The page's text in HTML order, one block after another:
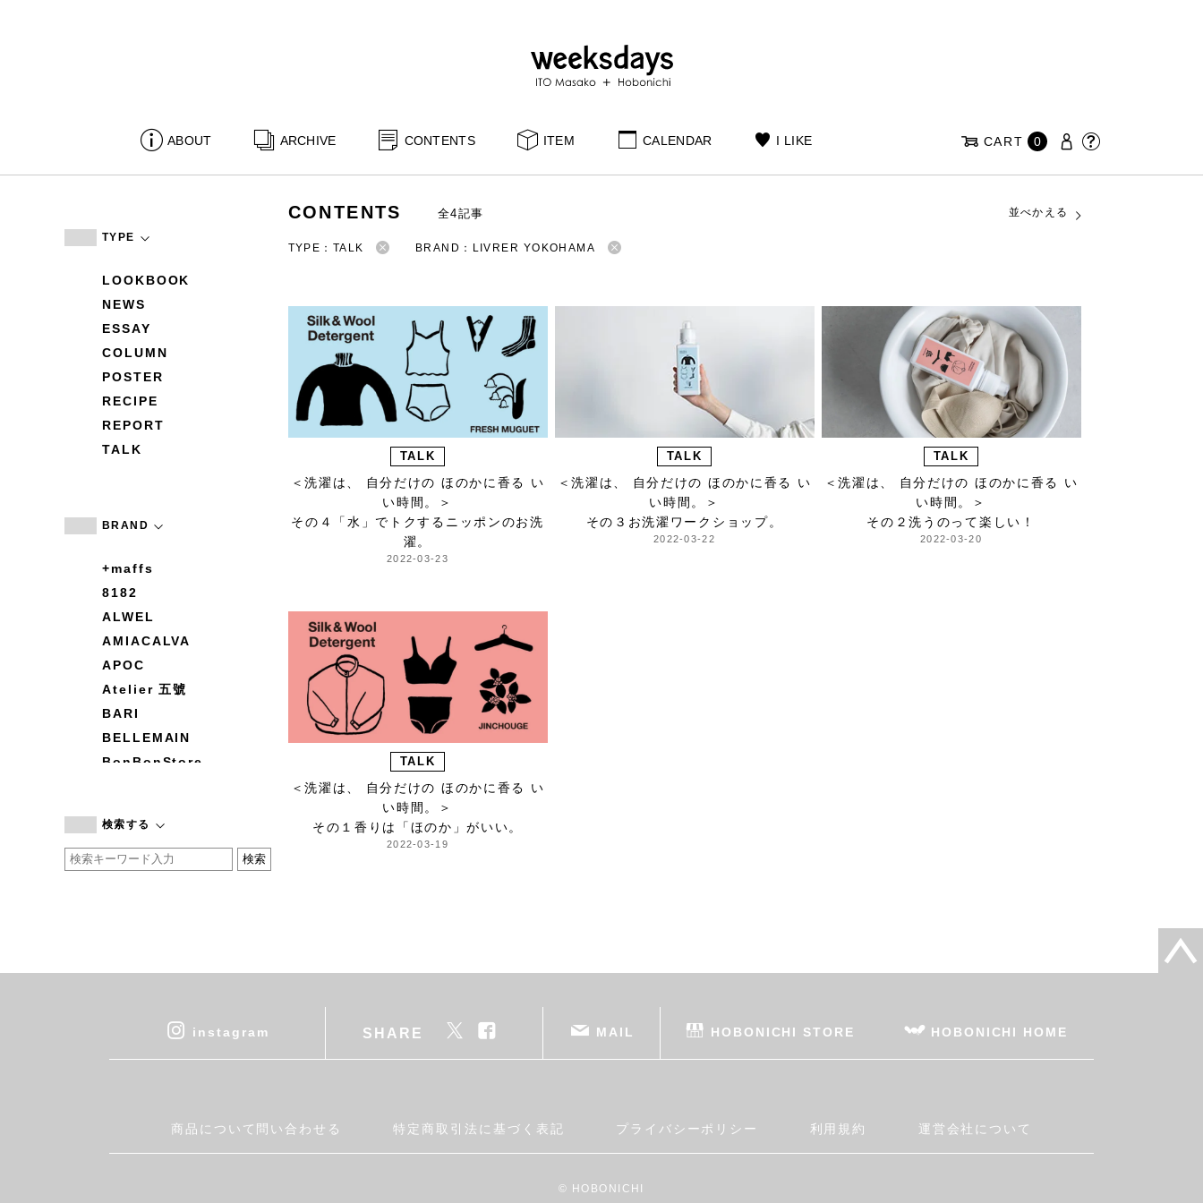
ABOUT ARCHIVE CONTENTS ITEM CALENDAR I LIKE CART 0
TYPE
LOOKBOOK
NEWS
ESSAY
COLUMN
POSTER
RECIPE
REPORT
TALK
BRAND
+maffs
8182
ALWEL
AMIACALVA
APOC
Atelier 五號
BARI
BELLEMAIN
BonBonStore
by basics
CATWORTH
DRESS HERSELF
fog linen work
検索する
CONTENTS 全4記事 並べかえる
TYPE：TALK BRAND：LIVRER YOKOHAMA
TALK
＜洗濯は、 自分だけの ほのかに香る い
い時間。＞
その４「水」でトクするニッポンのお洗
濯。
2022-03-23
TALK
＜洗濯は、 自分だけの ほのかに香る い
い時間。＞
その３お洗濯ワークショップ。
2022-03-22
TALK
＜洗濯は、 自分だけの ほのかに香る い
い時間。＞
その２洗うのって楽しい！
2022-03-20
TALK
＜洗濯は、 自分だけの ほのかに香る い
い時間。＞
その１香りは「ほのか」がいい。
2022-03-19
instagram SHARE MAIL HOBONICHI STORE HOBONICHI HOME
商品について問い合わせる 特定商取引法に基づく表記 プライバシーポリシー 利用規約 運営会社について
© HOBONICHI